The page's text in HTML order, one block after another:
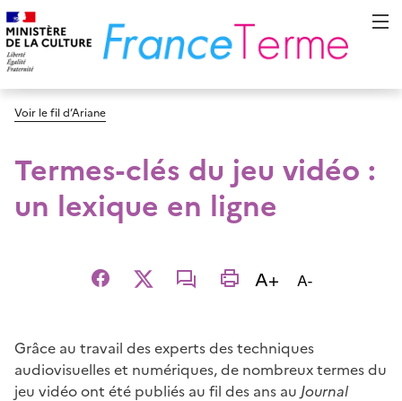
Voir le fil d’Ariane
Termes-clés du jeu vidéo :
un lexique en ligne
Facebook
X email imprimer
A+ Augmenter
A-Diminuer la
Grâce au travail des experts des techniques
audiovisuelles et numériques, de nombreux termes du
jeu vidéo ont été publiés au fil des ans au Journal